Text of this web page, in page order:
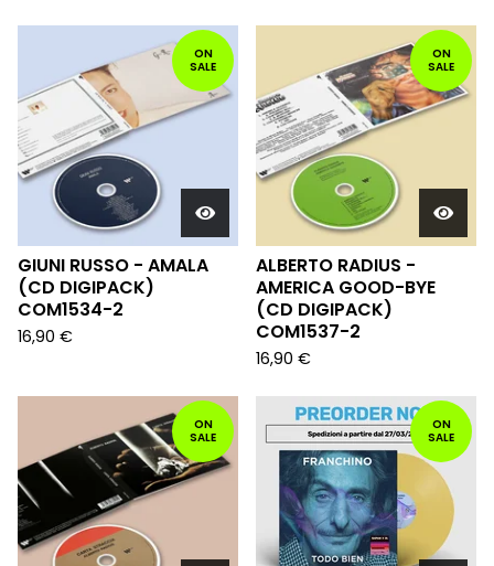
ON
SALE
GIUNI RUSSO - AMALA
(CD DIGIPACK)
COM1534-2
16,90 €
ON
SALE
ALBERTO RADIUS -
AMERICA GOOD-BYE
(CD DIGIPACK)
COM1537-2
16,90 €
ON
SALE
ON
SALE